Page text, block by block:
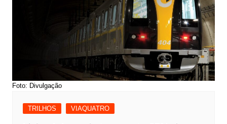
Foto: Divulgação
TRILHOS VIAQUATRO